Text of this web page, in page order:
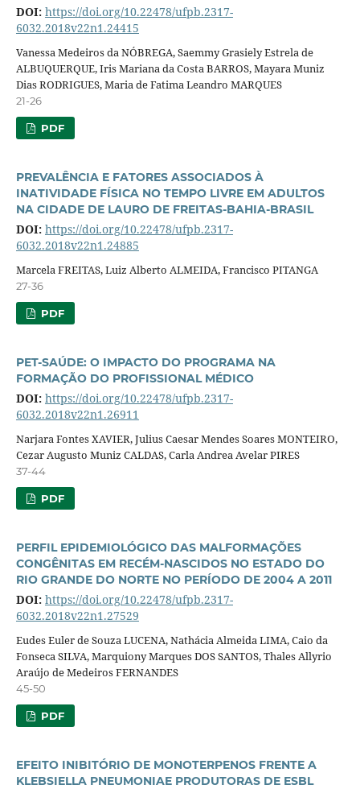
DOI: https://doi.org/10.22478/ufpb.2317-
6032.2018v22n1.24415
Vanessa Medeiros da NÓBREGA, Saemmy Grasiely Estrela de
ALBUQUERQUE, Iris Mariana da Costa BARROS, Mayara Muniz
Dias RODRIGUES, Maria de Fatima Leandro MARQUES
21-26
PDF
PREVALÊNCIA E FATORES ASSOCIADOS À
INATIVIDADE FÍSICA NO TEMPO LIVRE EM ADULTOS
NA CIDADE DE LAURO DE FREITAS-BAHIA-BRASIL
DOI: https://doi.org/10.22478/ufpb.2317-
6032.2018v22n1.24885
Marcela FREITAS, Luiz Alberto ALMEIDA, Francisco PITANGA
27-36
PDF
PET-SAÚDE: O IMPACTO DO PROGRAMA NA
FORMAÇÃO DO PROFISSIONAL MÉDICO
DOI: https://doi.org/10.22478/ufpb.2317-
6032.2018v22n1.26911
Narjara Fontes XAVIER, Julius Caesar Mendes Soares MONTEIRO,
Cezar Augusto Muniz CALDAS, Carla Andrea Avelar PIRES
37-44
PDF
PERFIL EPIDEMIOLÓGICO DAS MALFORMAÇÕES
CONGÊNITAS EM RECÉM-NASCIDOS NO ESTADO DO
RIO GRANDE DO NORTE NO PERÍODO DE 2004 A 2011
DOI: https://doi.org/10.22478/ufpb.2317-
6032.2018v22n1.27529
Eudes Euler de Souza LUCENA, Nathácia Almeida LIMA, Caio da
Fonseca SILVA, Marquiony Marques DOS SANTOS, Thales Allyrio
Araújo de Medeiros FERNANDES
45-50
PDF
EFEITO INIBITÓRIO DE MONOTERPENOS FRENTE A
KLEBSIELLA PNEUMONIAE PRODUTORAS DE ESBL